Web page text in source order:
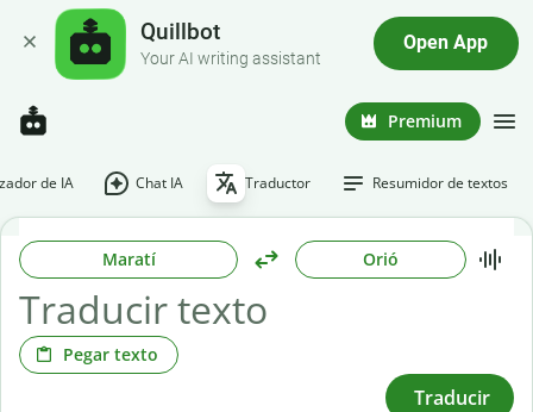
Quillbot
Your AI writing assistant
Open App
Premium
de IA Chat IA Traductor Resumidor de textos
Maratí Orió
Pegar texto
Traducir